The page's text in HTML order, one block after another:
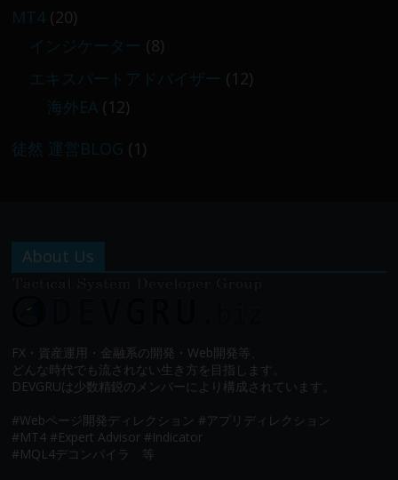
MT4(20)
インジケーター (8)
エキスパートアドバイザー (12)
海外EA (12)
徒然 運営BLOG (1)
About Us
FX・資産運用・金融系の開発・Web開発等、
どんな時代でも流されない生き方を目指します。
DEVGRUは少数精鋭のメンバーにより構成されています。
#Webページ開発ディレクション #アプリディレクション
#MT4 #Expert Advisor #Indicator
#MQL4デコンパイラ 等